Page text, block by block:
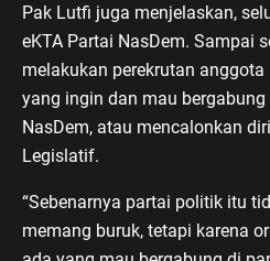
Pak Lutfi juga menjelaskan,
eKTA Partai NasDem. Sampai
melakukan perekrutan
yang ingin dan mau
NasDem, atau mencalonkan
Legislatif.
“Sebenarnya partai politik itu
memang buruk, tetapi karena